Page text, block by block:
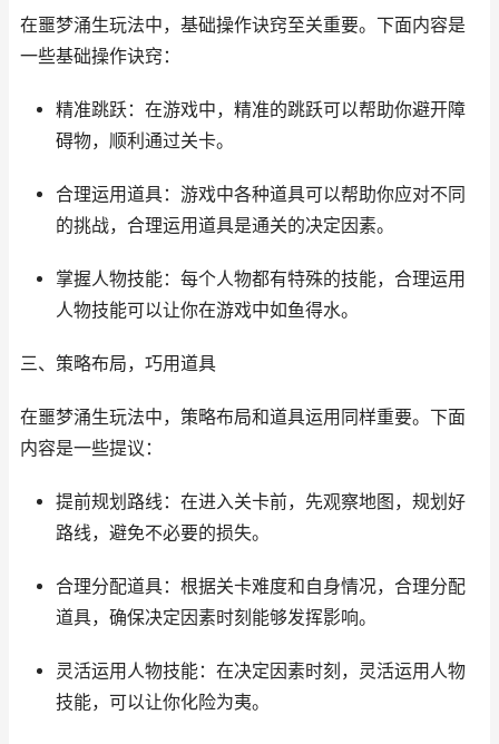
在噩梦涌生玩法中，基础操作诀窍至关重要。下面内容是
一些基础操作诀窍：
精准跳跃：在游戏中，精准的跳跃可以帮助你避开障
碍物，顺利通过关卡。
合理运用道具：游戏中各种道具可以帮助你应对不同
的挑战，合理运用道具是通关的决定因素。
掌握人物技能：每个人物都有特殊的技能，合理运用
人物技能可以让你在游戏中如鱼得水。
三、策略布局，巧用道具
在噩梦涌生玩法中，策略布局和道具运用同样重要。下面
内容是一些提议：
提前规划路线：在进入关卡前，先观察地图，规划好
路线，避免不必要的损失。
合理分配道具：根据关卡难度和自身情况，合理分配
道具，确保决定因素时刻能够发挥影响。
灵活运用人物技能：在决定因素时刻，灵活运用人物
技能，可以让你化险为夷。